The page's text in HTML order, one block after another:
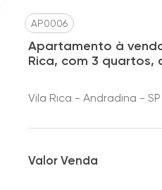
AP0006
Apartamento à
Rica, com 3 quartos,
Vila Rica - Andradina - SP
Valor Venda